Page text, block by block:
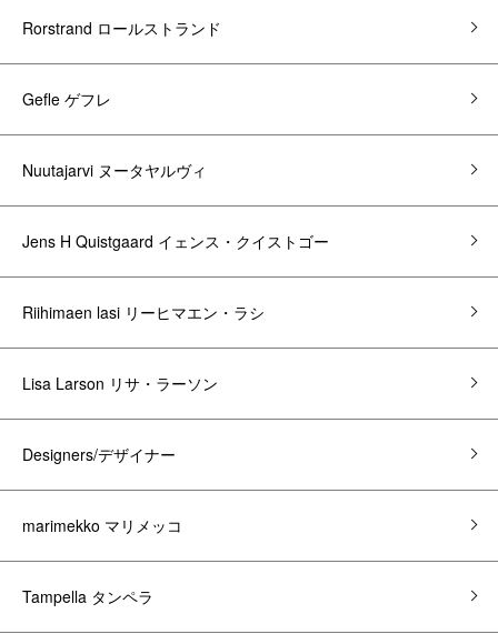
Rorstrand ロールストランド
Gefle ゲフレ
Nuutajarvi ヌータヤルヴィ
Jens H Quistgaard イェンス・クイストゴー
Riihimaen lasi リーヒマエン・ラシ
Lisa Larson リサ・ラーソン
Designers/デザイナー
marimekko マリメッコ
Tampella タンペラ